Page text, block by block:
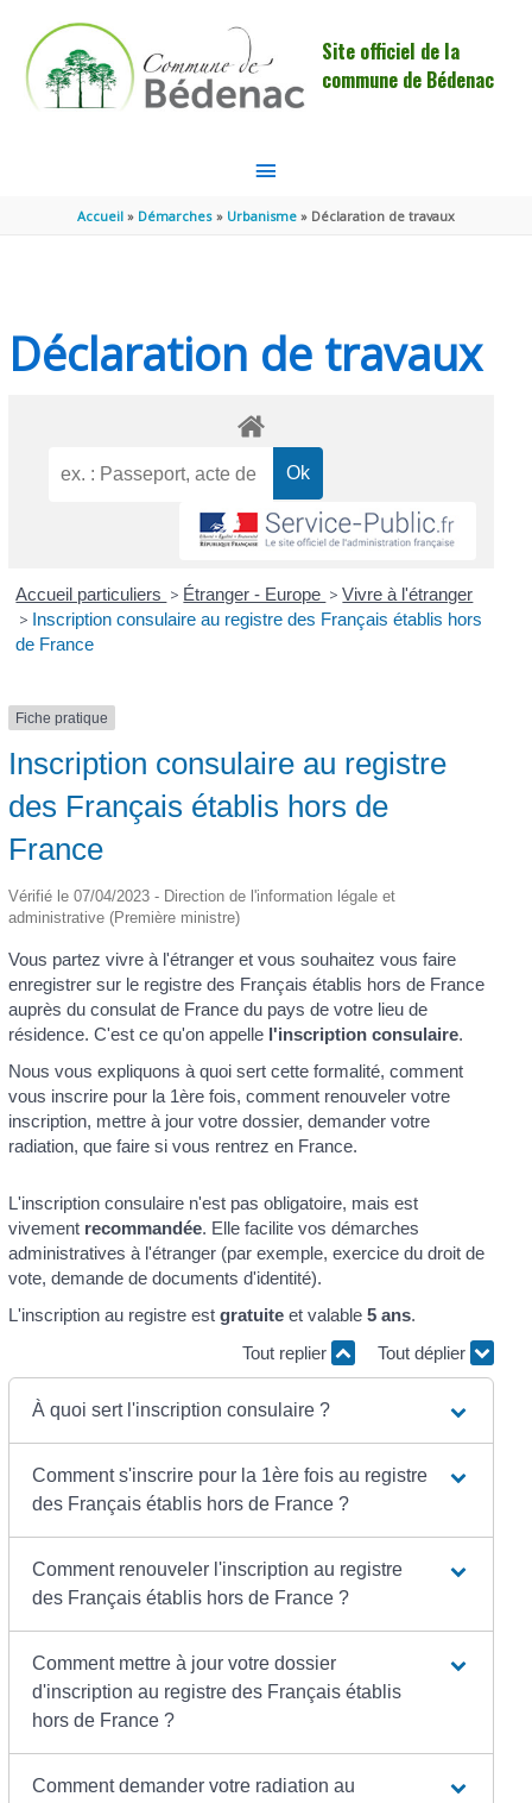
Site officiel de la
commune de Bédenac
MENU
PRINCIPAL
Accueil Démarches Urbanisme Déclaration de travaux
Déclaration de travaux
Accueil particuliers > Étranger - Europe > Vivre à l'étranger
> Inscription consulaire au registre des Français établis hors
de France
Fiche pratique
Inscription consulaire au registre
des Français établis hors de
France
Vérifié le 07/04/2023 - Direction de l'information légale et
administrative (Première ministre)
Vous partez vivre à l'étranger et vous souhaitez vous faire
enregistrer sur le registre des Français établis hors de France
auprès du consulat de France du pays de votre lieu de
résidence. C'est ce qu'on appelle l'inscription consulaire.
Nous vous expliquons à quoi sert cette formalité, comment
vous inscrire pour la 1ère fois, comment renouveler votre
inscription, mettre à jour votre dossier, demander votre
radiation, que faire si vous rentrez en France.
L'inscription consulaire n'est pas obligatoire, mais est
vivement recommandée. Elle facilite vos démarches
administratives à l'étranger (par exemple, exercice du droit de
vote, demande de documents d'identité).
L'inscription au registre est gratuiteet valable 5 ans.
Tout replier
Tout déplier
À quoi sert l'inscription consulaire ?
Comment s'inscrire pour la 1ère fois au registre
des Français établis hors de France ?
Comment renouveler l'inscription au registre
des Français établis hors de France ?
Comment mettre à jour votre dossier
d'inscription au registre des Français établis
hors de France ?
Comment demander votre radiation au